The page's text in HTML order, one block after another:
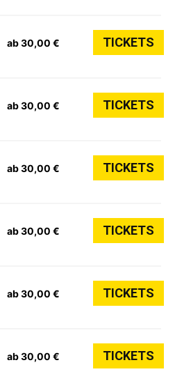
ab 30,00 € TICKETS
ab 30,00 € TICKETS
ab 30,00 € TICKETS
ab 30,00 € TICKETS
ab 30,00 € TICKETS
ab 30,00 € TICKETS